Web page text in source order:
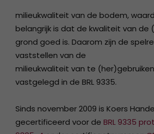
milieukwaliteit van de bodem,
belangrijk is dat de kwaliteit van de
grond goed is. Daarom zijn de
vaststellen van de
milieukwaliteit van te
vastgelegd in de BRL 9335.
Sinds november 2009 is Koers
gecertificeerd voor de BRL 9335